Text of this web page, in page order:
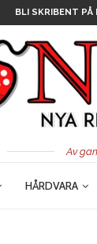
BLI SKRIBENT PÅ
Av
HÅRDVARA